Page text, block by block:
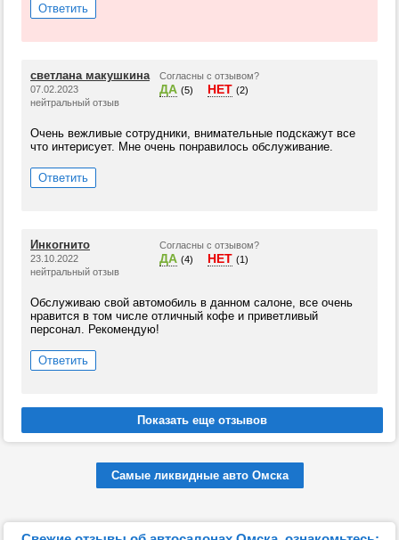
Ответить
светлана макушкина
07.02.2023
нейтральный отзыв
Согласны с отзывом?
ДА (5) НЕТ (2)
Очень вежливые сотрудники, внимательные подскажут все
что интерисует. Мне очень понравилось обслуживание.
Ответить
Инкогнито
23.10.2022
нейтральный отзыв
Согласны с отзывом?
ДА (4) НЕТ (1)
Обслуживаю свой автомобиль в данном салоне, все очень
нравится в том числе отличный кофе и приветливый
персонал. Рекомендую!
Ответить
Самые ликвидные авто Омска